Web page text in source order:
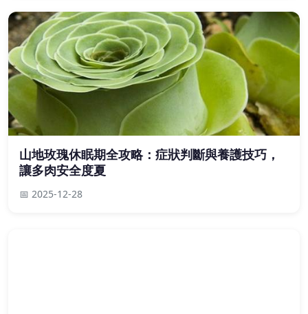
山地玫瑰休眠期全攻略：症狀判斷與養護技巧，
讓多肉安全度夏
📅 2025-12-28